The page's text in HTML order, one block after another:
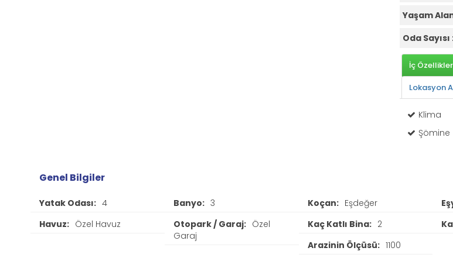
Yaşam
Oda Sayısı
İç Özellikler
Lokasyon
Klima
Şömine
Genel Bilgiler
Yatak Odası: 4 Banyo: 3 Koçan: Eşdeğer
Havuz: Özel Havuz Otopark / Garaj: Özel
Garaj
Kaç Katlı Bina: 2
Arazinin Ölçüsü: 1100